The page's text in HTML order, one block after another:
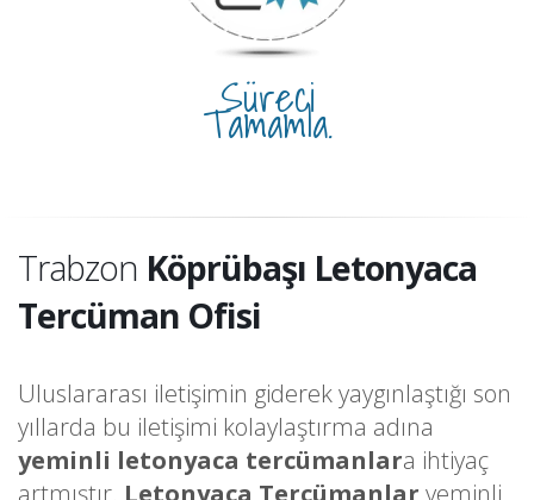
Süreci
Tamamla.
Trabzon Köprübaşı Letonyaca
Tercüman Ofisi
Uluslararası iletişimin giderek yaygınlaştığı son
yıllarda bu iletişimi kolaylaştırma adına
yeminli letonyaca tercümanlara ihtiyaç
artmıştır. Letonyaca Tercümanlar yeminli